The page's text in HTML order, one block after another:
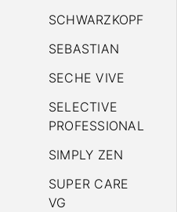
SCHWARZKOPF
SEBASTIAN
SECHE VIVE
SELECTIVE
PROFESSIONAL
SIMPLY ZEN
SUPER CARE
VG